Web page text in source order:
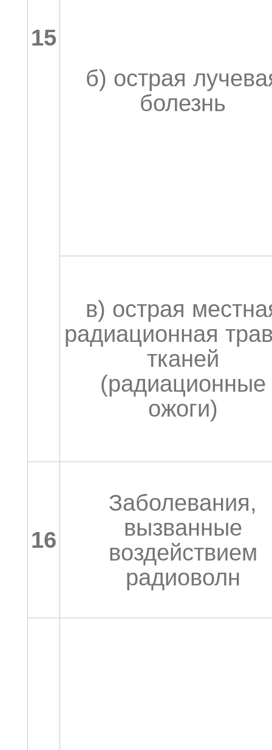
15
б) острая
болезнь
в) острая
радиационная
тканей
(радиационные
ожоги)
16
Заболевания,
вызванные
воздействием
радиоволн